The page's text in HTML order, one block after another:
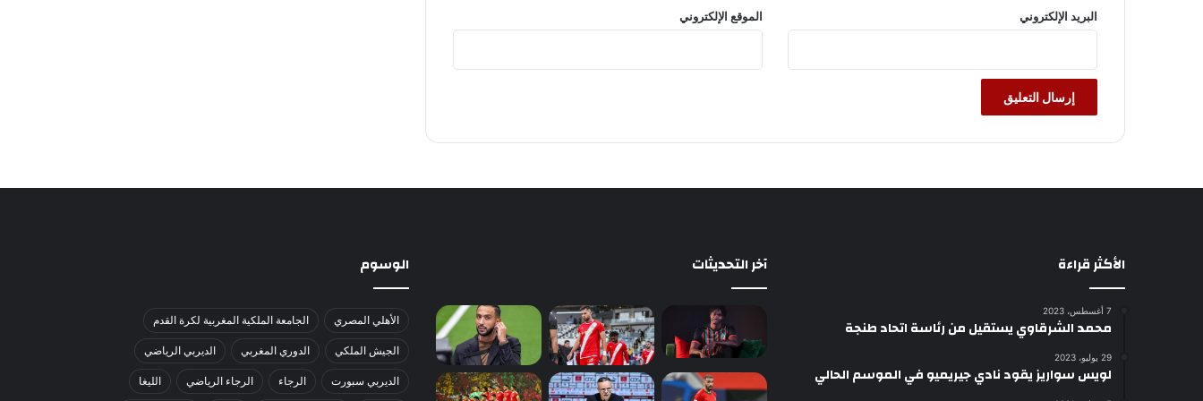
البريد الإلكتروني الموقع الإلكتروني
الأكثر قراءة
7 أغسطس، 2023
محمد الشرقاوي يستقيل من رئاسة اتحاد طنجة
29 يوليو، 2023
لويس سواريز يقود نادي جيريميو في الموسم الحالي
آخر التحديثات الوسوم
الأهلي المصري الجامعة الملكية المغربية لكرة القدم
الجيش الملكي الدوري المغربي الديربي الرياضي
الديربي سبورت الرجاء الرجاء الرياضي الليغا